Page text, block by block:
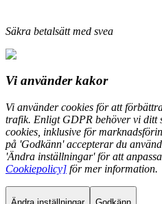
Säkra betalsätt med svea
Vi använderkakor
Vi använder cookies för att
trafik. Enligt GDPR behöver vi ditt
cookies, inklusive för
på 'Godkänn' accepterar du
'Ändra inställningar' för att
Cookiepolicy] för mer information.